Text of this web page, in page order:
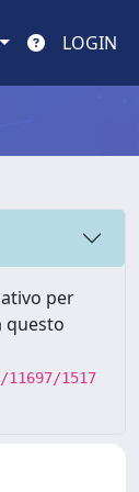
LOGIN
per
questo
1517